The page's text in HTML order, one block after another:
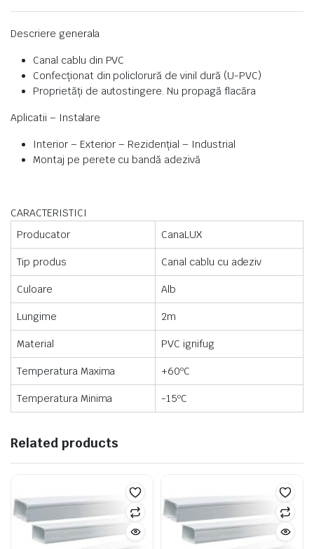
Descriere generala
Canal cablu din PVC
Confecţionat din policlorură de vinil dură (U-PVC)
Proprietăţi de autostingere. Nu propagă flacăra
Aplicatii – Instalare
Interior – Exterior – Rezidențial – Industrial
Montaj pe perete cu bandă adezivă
CARACTERISTICI
Producator
CanaLUX
Tip produs Canal cablu cu adeziv
Culoare Alb
Lungime 2m
Material PVC ignifug
Temperatura Maxima +60ºC
Temperatura Minima -15ºC
Related products